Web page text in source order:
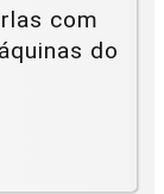
com
do